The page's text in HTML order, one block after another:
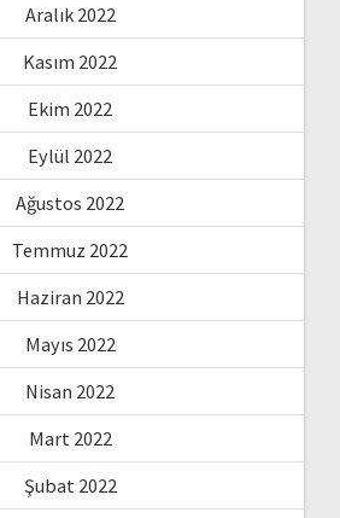
Aralık 2022
Kasım 2022
Ekim 2022
Eylül 2022
Ağustos 2022
Temmuz 2022
Haziran 2022
Mayıs 2022
Nisan 2022
Mart 2022
Şubat 2022